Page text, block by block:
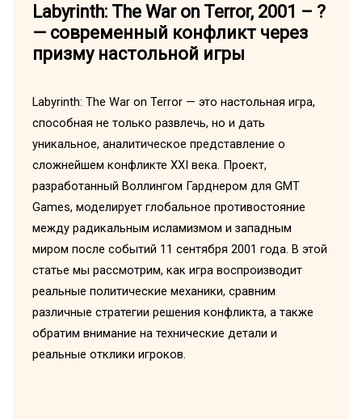
Labyrinth: The War on Terror, 2001 – ?
— современный конфликт через
призму настольной игры
Labyrinth: The War on Terror — это настольная игра,
способная не только развлечь, но и дать
уникальное, аналитическое представление о
сложнейшем конфликте XXI века. Проект,
разработанный Воллингом Гарднером для GMT
Games, моделирует глобальное противостояние
между радикальным исламизмом и западным
миром после событий 11 сентября 2001 года. В этой
статье мы рассмотрим, как игра воспроизводит
реальные политические механики, сравним
различные стратегии решения конфликта, а также
обратим внимание на технические детали и
реальные отклики игроков.